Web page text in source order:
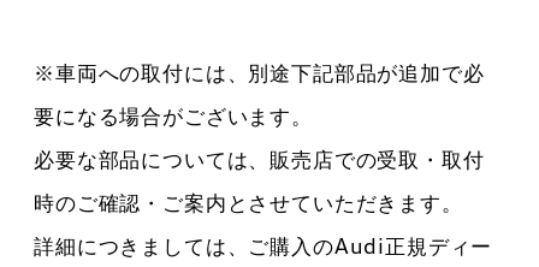
※車両への取付には、別途下記部品が追加で必
要になる場合がございます。
必要な部品については、販売店での受取・取付
時のご確認・ご案内とさせていただきます。
詳細につきましては、ご購入のAudi正規ディー